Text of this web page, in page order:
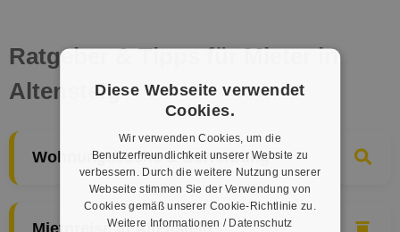
Ratgeber & Tipps für Mieter in
Altensteig
Wohnungssuche & Bewerbung
Diese Webseite verwendet
Cookies.
Wir verwenden Cookies, um die
Benutzerfreundlichkeit unserer Website zu
verbessern. Durch die weitere Nutzung unserer
Webseite stimmen Sie der Verwendung von
Cookies gemäß unserer Cookie-Richtlinie zu.
Weitere Informationen / Datenschutz